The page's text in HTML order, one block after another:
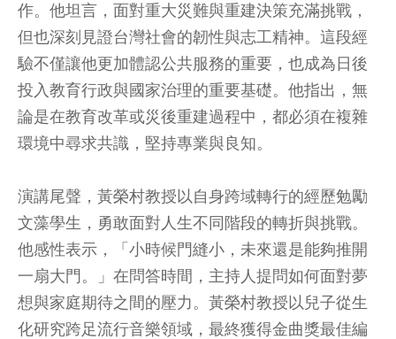
作。他坦言，面對重大災難與重建決策充滿挑戰，
但也深刻見證台灣社會的韌性與志工精神。這段經
驗不僅讓他更加體認公共服務的重要，也成為日後
投入教育行政與國家治理的重要基礎。他指出，無
論是在教育改革或災後重建過程中，都必須在複雜
環境中尋求共識，堅持專業與良知。
演講尾聲，黃榮村教授以自身跨域轉行的經歷勉勵
文藻學生，勇敢面對人生不同階段的轉折與挑戰。
他感性表示，「小時候門縫小，未來還是能夠推開
一扇大門。」在問答時間，主持人提問如何面對夢
想與家庭期待之間的壓力。黃榮村教授以兒子從生
化研究跨足流行音樂領域，最終獲得金曲獎最佳編